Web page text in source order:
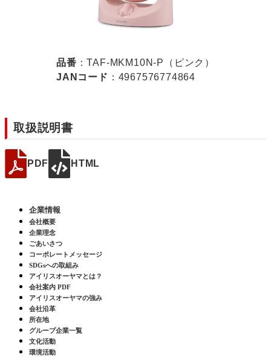
品番 ：TAF-MKM10N-P（ピンク）
JANコード ：4967576774864
取扱説明書
PDF HTML
企業情報
会社概要
企業理念
ごあいさつ
コーポレートメッセージ
SDGsへの取組み
アイリスオーヤマとは？
会社案内 PDF
アイリスオーヤマの強み
会社沿革
所在地
グループ企業一覧
文化活動
環境活動